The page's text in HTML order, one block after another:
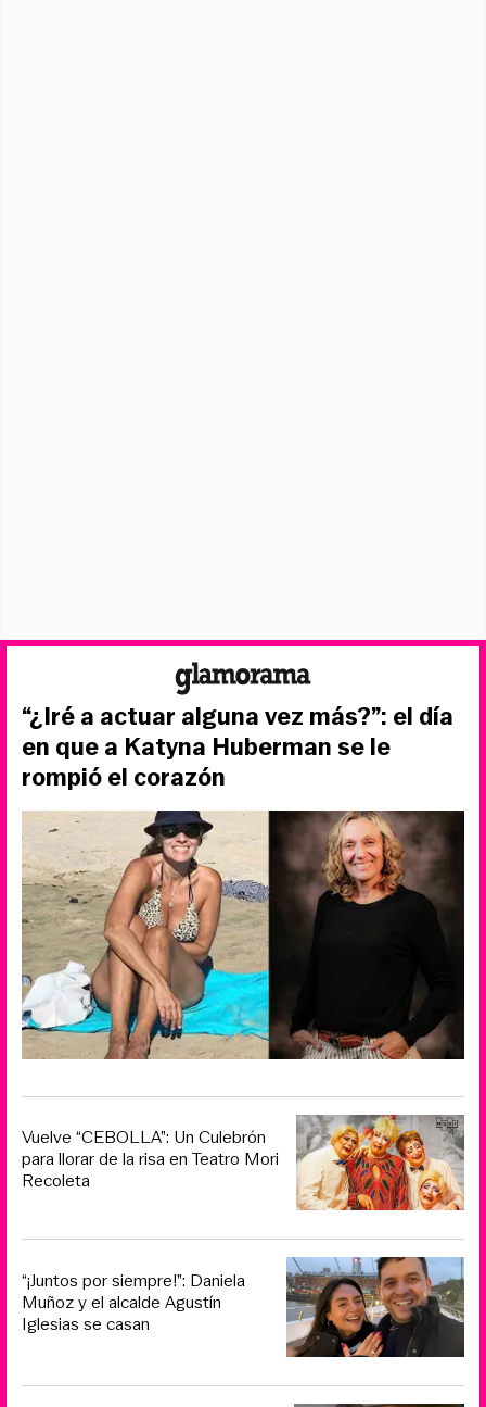
“¿Iré a actuar alguna vez más?”: el día
en que a Katyna Huberman se le
rompió el corazón
Vuelve “CEBOLLA”: Un Culebrón
para llorar de la risa en Teatro Mori
Recoleta
“¡Juntos por siempre!”: Daniela
Muñoz y el alcalde Agustín
Iglesias se casan